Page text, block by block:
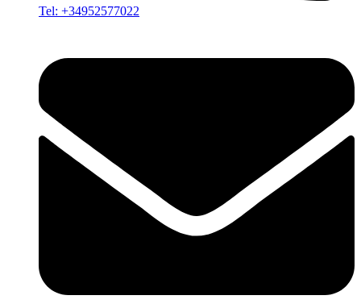
Tel: +34952577022